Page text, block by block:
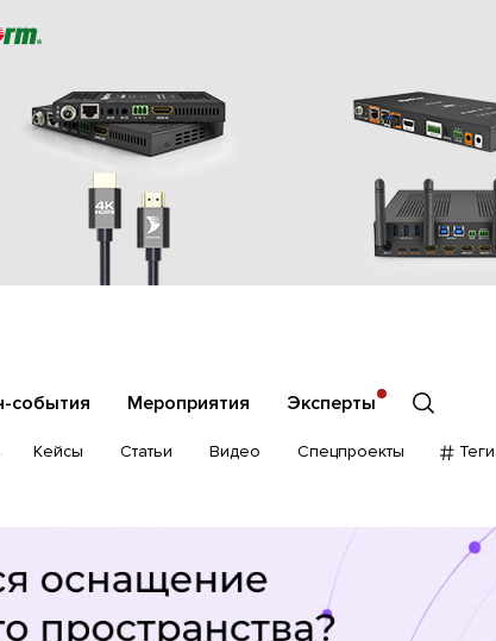
события Мероприятия Эксперты
Кейсы Статьи Видео Спецпроекты Теги